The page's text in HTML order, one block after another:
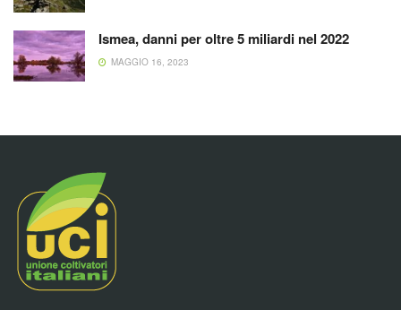
Ismea, danni per oltre 5 miliardi nel 2022
MAGGIO 16, 2023